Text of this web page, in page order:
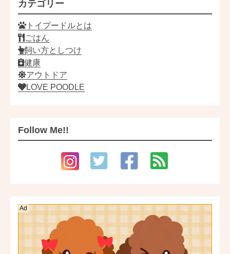
カテゴリー
トイプードルとは
ごはん
飼い方としつけ
健康
アウトドア
LOVE POODLE
Follow Me!!